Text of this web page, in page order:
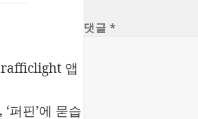
앱
퍼핀’에 묻습
댓글*